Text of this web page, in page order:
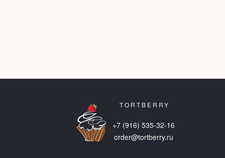
TORTBERRY
+7 (916) 535-32-16
order@tortberry.ru